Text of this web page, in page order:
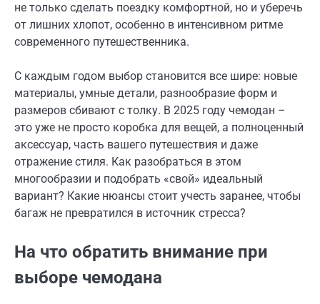
не только сделать поездку комфортной, но и уберечь
от лишних хлопот, особенно в интенсивном ритме
современного путешественника.
С каждым годом выбор становится все шире: новые
материалы, умные детали, разнообразие форм и
размеров сбивают с толку. В 2025 году чемодан –
это уже не просто коробка для вещей, а полноценный
аксессуар, часть вашего путешествия и даже
отражение стиля. Как разобраться в этом
многообразии и подобрать «свой» идеальный
вариант? Какие нюансы стоит учесть заранее, чтобы
багаж не превратился в источник стресса?
На что обратить внимание при
выборе чемодана